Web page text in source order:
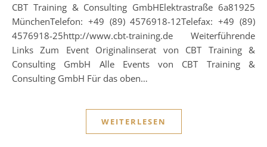
CBT Training & Consulting GmbHElektrastraße 6a81925
MünchenTelefon: +49 (89) 4576918-12Telefax: +49 (89)
4576918-25http://www.cbt-training.de Weiterführende
Links Zum Event Originalinserat von CBT Training &
Consulting GmbH Alle Events von CBT Training &
Consulting GmbH Für das oben…
WEITERLESEN